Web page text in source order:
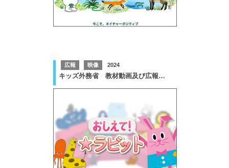
広報 映像 2024
キッズ外務省 教材動画及び広報グッズ 制作